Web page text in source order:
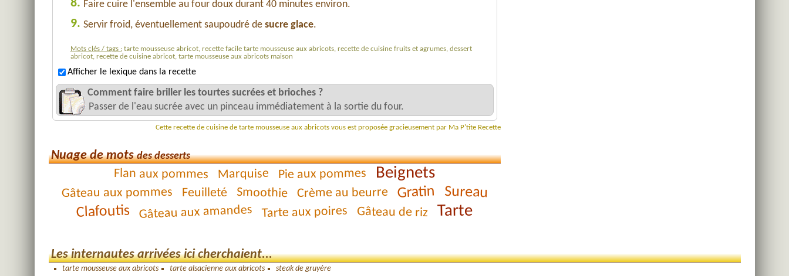
8. Faire cuire l'ensemble au four doux durant 40 minutes environ.
9. Servir froid, éventuellement saupoudré de sucre glace.
Mots clés / tags : tarte mousseuse abricot, recette facile tarte mousseuse aux abricots, recette de cuisine fruits et agrumes, dessert
abricot, recette de cuisine abricot, tarte mousseuse aux abricots maison
Afficher le lexique dans la recette
Comment faire briller les tourtes sucrées et brioches ?
Passer de l'eau sucrée avec un pinceau immédiatement à la sortie du four.
Cette recette de cuisine de tarte mousseuse aux abricots vous est proposée gracieusement par Ma P'tite Recette
Nuage de motsdes desserts
Flan aux pommes Marquise Pie aux pommes Beignets
Gâteau aux pommes Feuilleté Smoothie Crème au beurre Gratin Sureau
Clafoutis Gâteau aux amandes Tarte aux poires Gâteau de riz Tarte
Les internautes arrivées ici cherchaient...
tarte mousseuse aux abricots tarte alsacienne aux abricots steak de gruyère